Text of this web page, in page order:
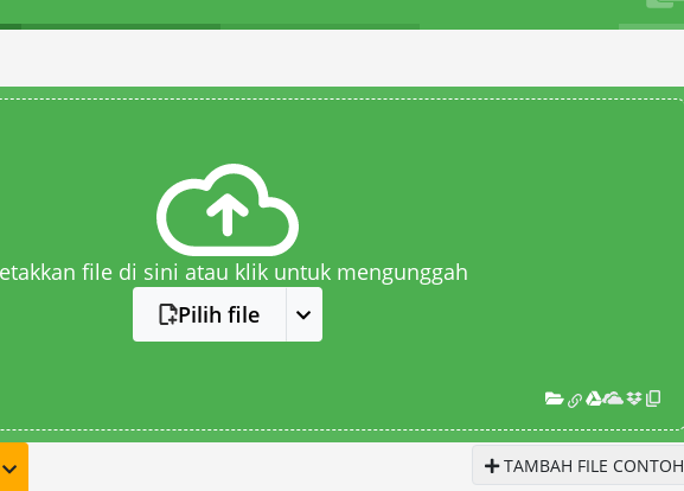
file di sini atau klik untuk mengunggah
Pilih file
TAMBAH FILE CONTOH